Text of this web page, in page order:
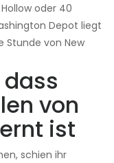
oder 40
Depot liegt
Stunde von New
von
ist
schien ihr